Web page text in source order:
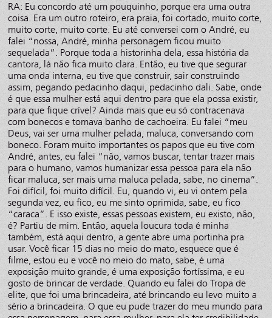
RA: Eu concordo até um pouquinho, porque era uma outra
coisa. Era um outro roteiro, era praia, foi cortado, muito corte,
muito corte, muito corte. Eu até conversei com o André, eu
falei “nossa, André, minha personagem ficou muito
sequelada”. Porque toda a historinha dela, essa história da
cantora, lá não fica muito clara. Então, eu tive que segurar
uma onda interna, eu tive que construir, sair construindo
assim, pegando pedacinho daqui, pedacinho dali. Sabe, onde
é que essa mulher está aqui dentro para que ela possa existir,
para que fique crível? Ainda mais que eu só contracenava
com bonecos e tomava banho de cachoeira. Eu falei “meu
Deus, vai ser uma mulher pelada, maluca, conversando com
boneco. Foram muito importantes os papos que eu tive com
André, antes, eu falei “não, vamos buscar, tentar trazer mais
para o humano, vamos humanizar essa pessoa para ela não
ficar maluca, ser mais uma maluca pelada, sabe, no cinema”.
Foi difícil, foi muito difícil. Eu, quando vi, eu vi ontem pela
segunda vez, eu fico, eu me sinto oprimida, sabe, eu fico
“caraca”. E isso existe, essas pessoas existem, eu existo, não,
é? Partiu de mim. Então, aquela loucura toda é minha
também, está aqui dentro, a gente abre uma portinha pra
usar. Você ficar 15 dias no meio do mato, esquece que é
filme, estou eu e você no meio do mato, sabe, é uma
exposição muito grande, é uma exposição fortíssima, e eu
gosto de brincar de verdade. Quando eu falei do Tropa de
elite, que foi uma brincadeira, até brincando eu levo muito a
sério a brincadeira. O que eu pude trazer do meu mundo para